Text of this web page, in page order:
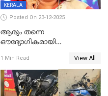
KERALA
Posted On 23-12-2025
ആരും തന്നെ
ഔദ്യോഗികമായി
കണ്ടെത്താൻ ഇന്ന് കോർ
കമ്മിറ്റി കൂടിയില്ല';
അതൃപ്തിയുമായി ദീപ്തി മേരി
വർഗീസ്
1 Min Read View All